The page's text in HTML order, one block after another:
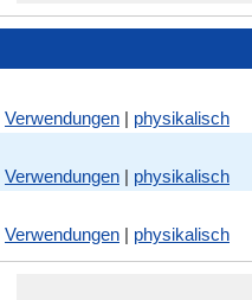
Verwendungen | physikalisch
Verwendungen | physikalisch
Verwendungen | physikalisch